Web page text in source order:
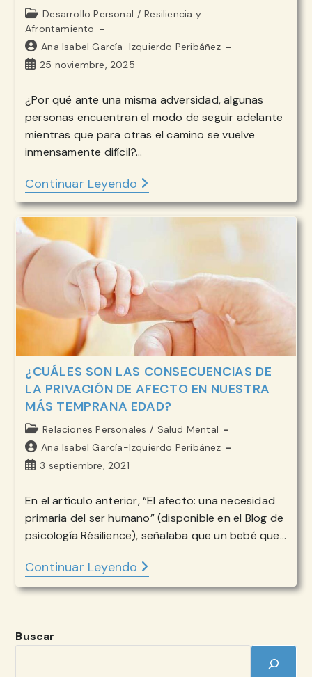
Categoría
de
la
entrada:
Desarrollo Personal / Resiliencia y
Afrontamiento
Autor
de
Ana Isabel García-Izquierdo Peribáñez
Publicación
entrada:
25 noviembre, 2025
¿Por qué ante una misma adversidad, algunas
personas encuentran el modo de seguir adelante
mientras que para otras el camino se vuelve
inmensamente difícil?…
Continuar Leyendo TEJIENDO
LA
RESILIENCIA:
LECCIONES
¿CUÁLES SON LAS CONSECUENCIAS DE
LA PRIVACIÓN DE AFECTO EN NUESTRA
MÁS TEMPRANA EDAD?
Categoría
de
la
entrada:
Relaciones Personales / Salud Mental
Autor
de
Ana Isabel García-Izquierdo Peribáñez
Publicación
la
entrada:
3 septiembre, 2021
En el artículo anterior, “El afecto: una necesidad
primaria del ser humano” (disponible en el Blog de
psicología Résilience), señalaba que un bebé que…
Continuar Leyendo ¿CUÁLES
SON
LAS
DE
Buscar